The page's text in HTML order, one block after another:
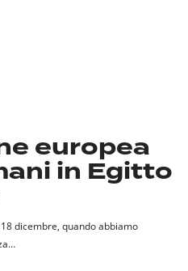
europea
in Egitto
dicembre, quando abbiamo